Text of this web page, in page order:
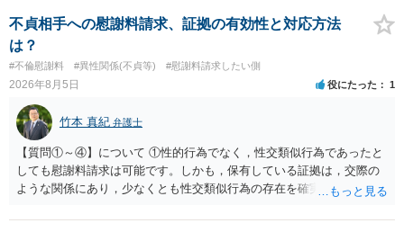
婚する、慰謝料をとるなど）ことができると思われます。 ただし、不
貞発覚後、長期間同居を続けると、不貞を許したとの評価につながる
場合がありますので、ご注意ください。 以上、ご参考まで。
不貞相手への慰謝料請求、証拠の有効性と対応方法
は？
#不倫慰謝料 #異性関係(不貞等) #慰謝料請求したい側
2026年8月5日 役にたった 1
竹本 真紀 弁護士
【質問①～④】について ①性的行為でなく，性交類似行為であったと
しても慰謝料請求は可能です。しかも，保有している証拠は，交際の
ような関係にあり，少なくとも性交類似行為の存在を確実に証明でき
ことを窺わせるものです。）。ですから，慰謝料請求を進めることで